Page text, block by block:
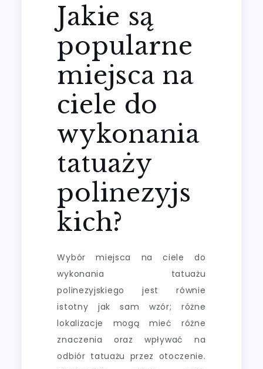
Jakie są
popularne
miejsca na
ciele do
wykonania
tatuaży
polinezyjs
kich?
Wybór miejsca na ciele do
wykonania tatuażu
polinezyjskiego jest równie
istotny jak sam wzór; różne
lokalizacje mogą mieć różne
znaczenia oraz wpływać na
odbiór tatuażu przez otoczenie.